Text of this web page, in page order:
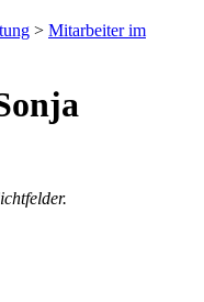
> Mitarbeiter im